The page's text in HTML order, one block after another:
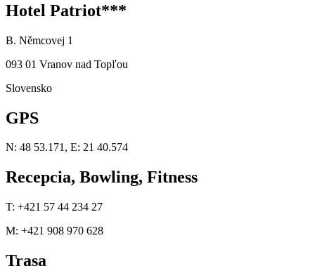
Hotel Patriot***
B. Němcovej 1
093 01 Vranov nad Topľou
Slovensko
GPS
N: 48 53.171, E: 21 40.574
Recepcia, Bowling, Fitness
T: +421 57 44 234 27
M: +421 908 970 628
Trasa